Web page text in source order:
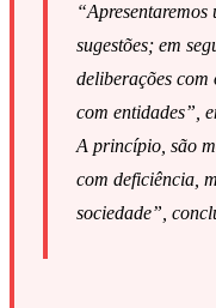
“Apresentaremos
sugestões; em
deliberações com
com entidades”,
A princípio, são
com deficiência,
sociedade”,